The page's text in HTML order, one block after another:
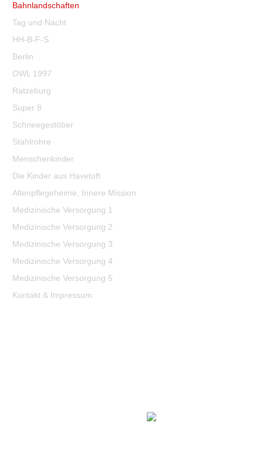
Bahnlandschaften
Tag und Nacht
HH-B-F-S
Berlin
OWL 1997
Ratzeburg
Super 8
Schneegestöber
Stahlrohre
Menschenkinder
Die Kinder aus Havetoft
Altenpflegeheime, Innere Mission
Medizinische Versorgung 1
Medizinische Versorgung 2
Medizinische Versorgung 3
Medizinische Versorgung 4
Medizinische Versorgung 5
Kontakt & Impressum